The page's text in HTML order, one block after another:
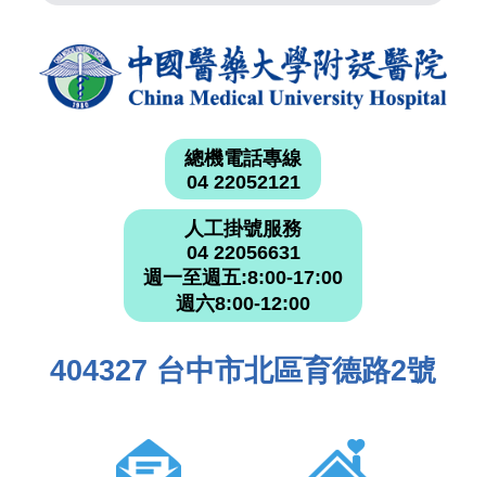
總機電話專線
04 22052121
人工掛號服務
04 22056631
週一至週五:8:00-17:00
週六8:00-12:00
404327 台中市北區育德路2號